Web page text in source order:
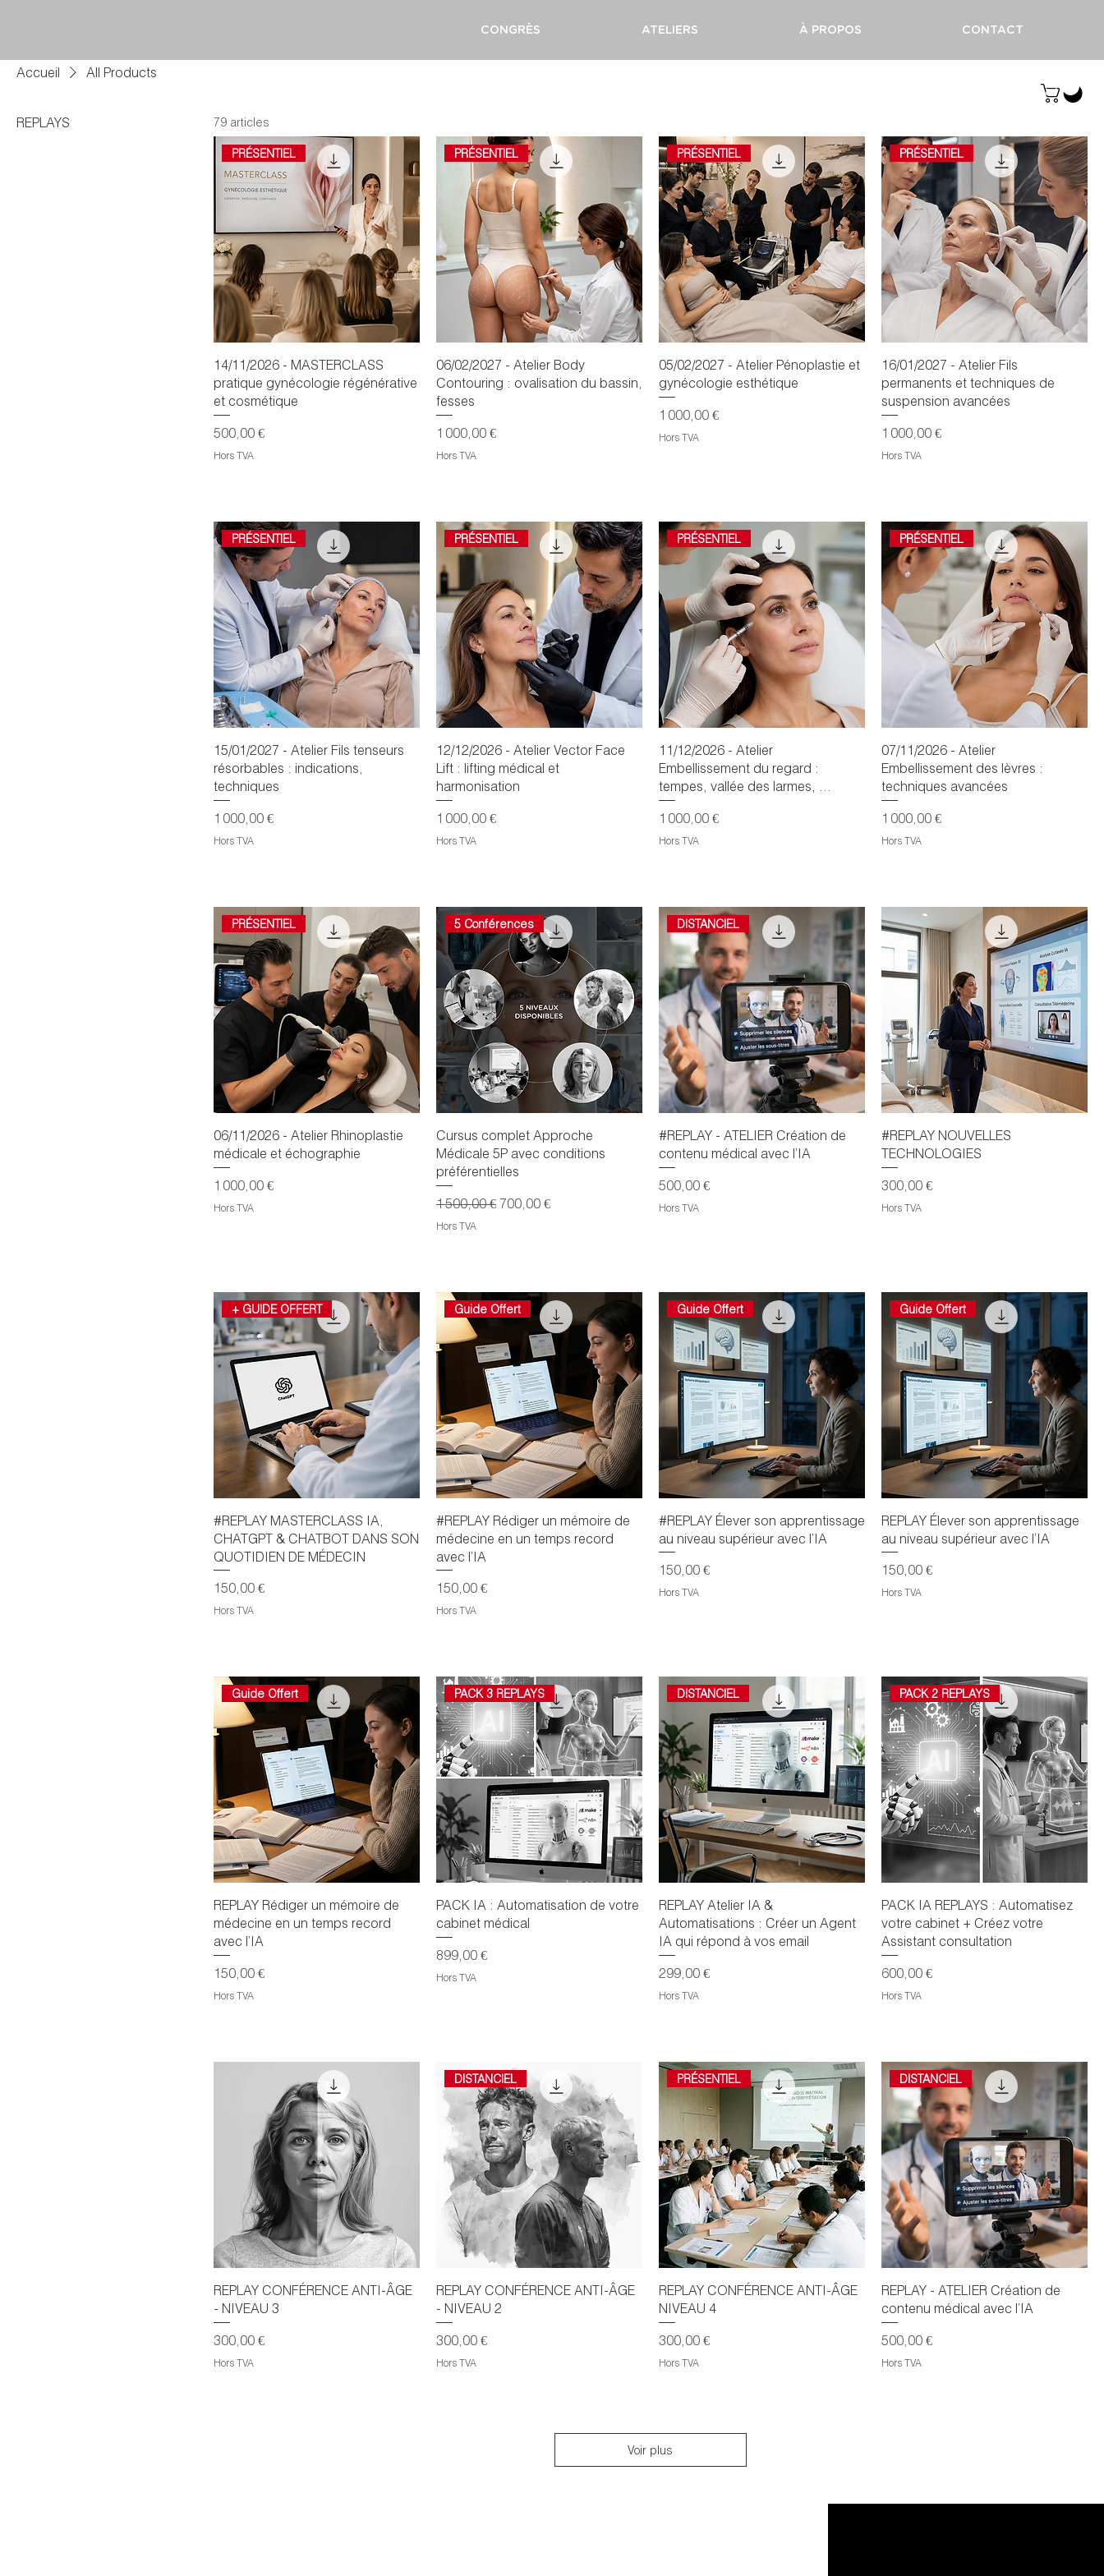
CONGRÈS ATELIERS À PROPOS CONTACT
Accueil All Products
REPLAYS 79 articles
PRÉSENTIEL
14/11/2026 - MASTERCLASS
pratique gynécologie régénérative
et cosmétique
Prix
500,00 €
Hors TVA
PRÉSENTIEL
06/02/2027 - Atelier Body
Contouring : ovalisation du bassin,
fesses
Prix
1 000,00 €
Hors TVA
PRÉSENTIEL
05/02/2027 - Atelier Pénoplastie et
gynécologie esthétique
Prix
1 000,00 €
Hors TVA
PRÉSENTIEL
16/01/2027 - Atelier Fils
permanents et techniques de
suspension avancées
Prix
1 000,00 €
Hors TVA
PRÉSENTIEL
15/01/2027 - Atelier Fils tenseurs
résorbables : indications,
techniques
Prix
1 000,00 €
Hors TVA
PRÉSENTIEL
12/12/2026 - Atelier Vector Face
Lift : lifting médical et
harmonisation
Prix
1 000,00 €
Hors TVA
PRÉSENTIEL
11/12/2026 - Atelier
Embellissement du regard :
tempes, vallée des larmes, ...
Prix
1 000,00 €
Hors TVA
PRÉSENTIEL
07/11/2026 - Atelier
Embellissement des lèvres :
techniques avancées
Prix
1 000,00 €
Hors TVA
PRÉSENTIEL
06/11/2026 - Atelier Rhinoplastie
médicale et échographie
Prix
1 000,00 €
Hors TVA
5 Conférences
Cursus complet Approche
Médicale 5P avec conditions
préférentielles
Prix original
1 500,00 € Prix promotionnel
700,00 €
Hors TVA
DISTANCIEL
#REPLAY - ATELIER Création de
contenu médical avec l’IA
Prix
500,00 €
Hors TVA
#REPLAY NOUVELLES
TECHNOLOGIES
Prix
300,00 €
Hors TVA
+ GUIDE OFFERT
#REPLAY MASTERCLASS IA,
CHATGPT & CHATBOT DANS SON
QUOTIDIEN DE MÉDECIN
Prix
150,00 €
Hors TVA
Guide Offert
#REPLAY Rédiger un mémoire de
médecine en un temps record
avec l’IA
Prix
150,00 €
Hors TVA
Guide Offert
#REPLAY Élever son apprentissage
au niveau supérieur avec l’IA
Prix
150,00 €
Hors TVA
Guide Offert
REPLAY Élever son apprentissage
au niveau supérieur avec l’IA
Prix
150,00 €
Hors TVA
Guide Offert
REPLAY Rédiger un mémoire de
médecine en un temps record
avec l’IA
Prix
150,00 €
Hors TVA
PACK 3 REPLAYS
PACK IA : Automatisation de votre
cabinet médical
Prix
899,00 €
Hors TVA
DISTANCIEL
REPLAY Atelier IA &
Automatisations : Créer un Agent
IA qui répond à vos email
Prix
299,00 €
Hors TVA
PACK 2 REPLAYS
PACK IA REPLAYS : Automatisez
votre cabinet + Créez votre
Assistant consultation
Prix
600,00 €
Hors TVA
REPLAY CONFÉRENCE ANTI-ÂGE
- NIVEAU 3
Prix
300,00 €
Hors TVA
DISTANCIEL
REPLAY CONFÉRENCE ANTI-ÂGE
- NIVEAU 2
Prix
300,00 €
Hors TVA
PRÉSENTIEL
REPLAY CONFÉRENCE ANTI-ÂGE
NIVEAU 4
Prix
300,00 €
Hors TVA
DISTANCIEL
REPLAY - ATELIER Création de
contenu médical avec l’IA
Prix
500,00 €
Hors TVA
Voir plus